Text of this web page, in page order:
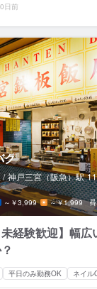
日前
ク
/ 神戸三宮（阪急）駅
～￥3,999 ～￥1,999
未経験歓迎】幅
平日のみ勤務OK ネイル